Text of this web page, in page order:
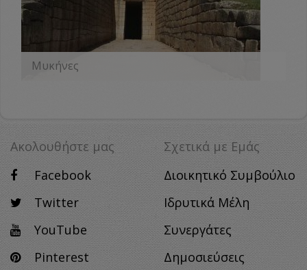
Μυκήνες
Ακολουθήστε μας
Facebook
Twitter
YouTube
Pinterest
Σχετικά με Eμάς
Διοικητικό Συμβούλιο
Ιδρυτικά Μέλη
Συνεργάτες
Δημοσιεύσεις